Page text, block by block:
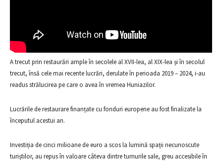
A trecut prin restaurări ample în secolele al XVII-lea, al XIX-lea și în secolul
trecut, însă cele mai recente lucrări, derulate în perioada 2019 – 2024, i-au
readus strălucirea pe care o avea în vremea Huniazilor.
Lucrările de restaurare finanțate cu fonduri europene au fost finalizate la
începutul acestui an.
Investiția de cinci milioane de euro a scos la lumină spații necunoscute
turiștilor, au repus în valoare câteva dintre turnurile sale, greu accesibile în